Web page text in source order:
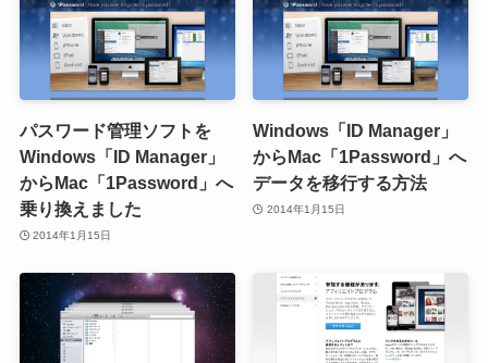
パスワード管理ソフトを
Windows「ID Manager」
からMac「1Password」へ
乗り換えました
2014年1月15日
Windows「ID Manager」
からMac「1Password」へ
データを移行する方法
2014年1月15日